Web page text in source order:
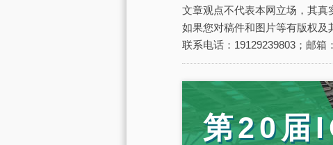
文章观点不代表本网立场，其真
如果您对稿件和图片等有版权
联系电话：19129239803；邮箱
第20届